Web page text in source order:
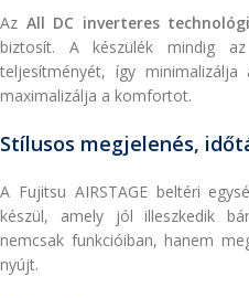
Az All DC inverteres
biztosít. A készülék mindig
teljesítményét, így minimalizálja
maximalizálja a komfortot.
Stílusos megjelenés,
A Fujitsu AIRSTAGE beltéri
készül, amely jól illeszkedik
nemcsak funkcióiban, hanem
nyújt.